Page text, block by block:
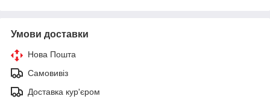
Умови доставки
Нова Пошта
Самовивіз
Доставка кур'єром